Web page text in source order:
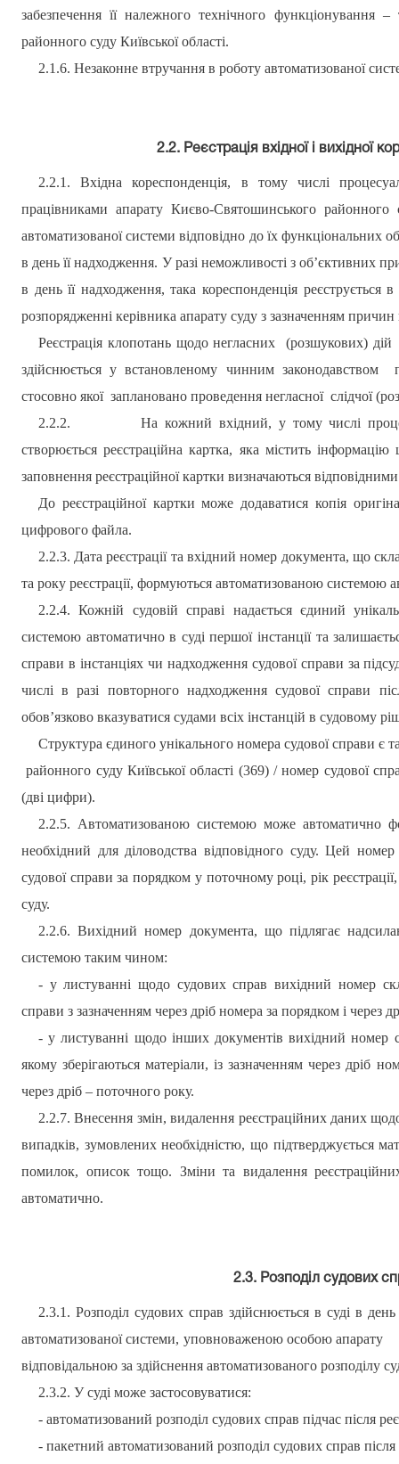
забезпечення її належного технічного функціонування –
районного суду Київської області.
2.1.6. Незаконне втручання в роботу автоматизованої
2.2. Реєстрація вхідної і вихідної
2.2.1. Вхідна кореспонденція, в тому числі
працівниками апарату Києво-Святошинськогорайонного
автоматизованої системи відповідно до їх функціональних
в день її надходження. У разі неможливості з об’єктивних
в день її надходження, така кореспонденція реєструється
розпорядженні керівника апарату суду з зазначенням причин
Реєстрація клопотань щодо негласних
(розшукових) дій
здійснюється у встановленому чинним законодавством
стосовно якої заплановано проведення негласної слідчої
2.2.2.
На кожний вхідний, у тому числі
створюється реєстраційна картка, яка містить інформацію
заповнення реєстраційної картки визначаються
До реєстраційної картки може додаватися копія
цифрового файла.
2.2.3. Дата реєстрації та вхідний номер документа, що
та року реєстрації, формуються автоматизованою системою
2.2.4. Кожній судовій справі надається єдиний
системою автоматично в суді першої інстанції та
справи в інстанціях чи надходження судової справи за
числі в разі повторного надходження судової справи
обов’язково вказуватися судами всіх інстанцій в судовому
Структура єдиного унікального номера судової справи є
районного суду Київської області (369) / номер судової
(дві цифри).
2.2.5. Автоматизованою системою може автоматично
необхідний для діловодства відповідного суду. Цей
судової справи за порядком у поточному році, рік
суду.
2.2.6. Вихідний номер документа, що підлягає
системою таким чином:
- у листуванні щодо судових справ вихідний номер
справи з зазначенням через дріб номера за порядком і через
- у листуванні щодо інших документів вихідний номер
якому зберігаються матеріали, із зазначенням через дріб
через дріб – поточного року.
2.2.7. Внесення змін, видалення реєстраційних даних
випадків, зумовлених необхідністю, що підтверджується
помилок, описок тощо. Зміни та видалення
автоматично.
2.3. Розподіл судових
2.3.1. Розподіл судових справ здійснюється в суді в день
автоматизованої системи, уповноваженою особою апарату
відповідальною за здійснення автоматизованого розподілу
2.3.2. У суді може застосовуватися:
- автоматизований розподіл судових справ підчаспісля
- пакетний автоматизований розподіл судових справ після